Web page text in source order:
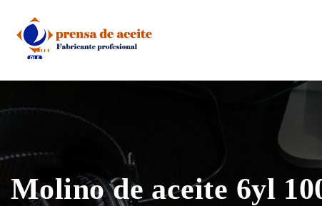
content
Molino de aceite 6yl